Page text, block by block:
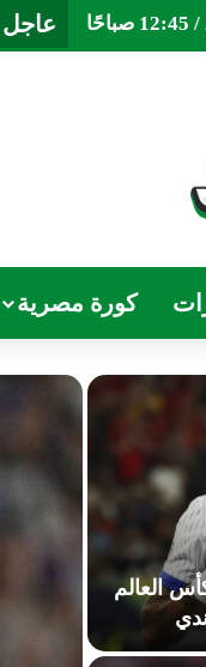
عاجل
كورة مصرية
العالم